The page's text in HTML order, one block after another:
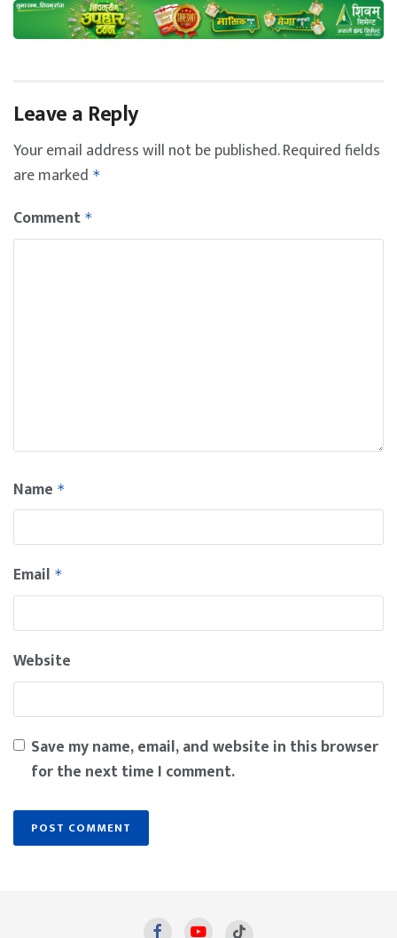
Leave a Reply
Your email address will not be published.Required fields
are marked *
Comment *
Name *
Email *
Website
Save my name, email, and website in this browser
for the next time I comment.